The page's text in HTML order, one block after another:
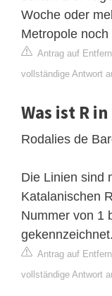
Woche oder
Metropole
Antrag auf
vollständige Antwort
Was ist R
Rodalies de
Die Linien sind
Katalanischen
Nummer von 1
gekennzeichnet.
Antrag auf
vollständige Antwort